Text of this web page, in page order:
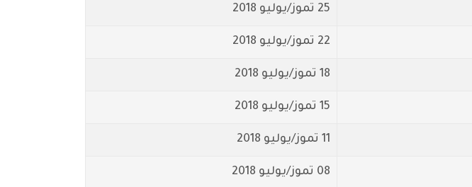
25 تموز/يوليو 2018
22 تموز/يوليو 2018
18 تموز/يوليو 2018
15 تموز/يوليو 2018
11 تموز/يوليو 2018
08 تموز/يوليو 2018